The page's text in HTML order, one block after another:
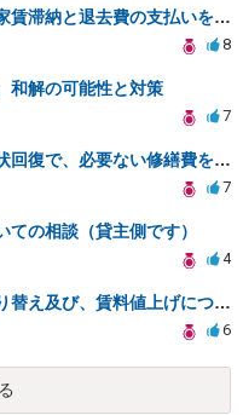
住人トラブルに関する相談：家賃滞納と退去費の支払いを拒否され、管理鍵の横領も発生
8
和解の可能性と対策
7
オフィス賃貸物件の退去の原状回復で、必要ない修繕費を請求されている
7
の相談（貸主側です）
4
普通借家から定期借家への切り替え及び、賃料値上げについて
6